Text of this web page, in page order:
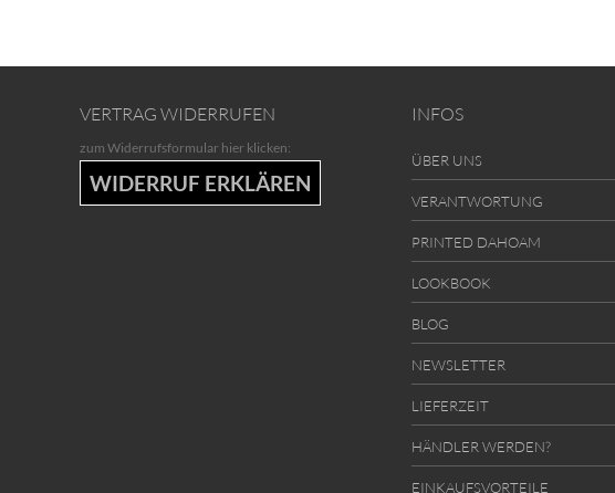
VERTRAG WIDERRUFEN
zum Widerrufsformular hier klicken:
WIDERRUF ERKLÄREN
INFOS
ÜBER UNS
VERANTWORTUNG
PRINTED DAHOAM
LOOKBOOK
BLOG
NEWSLETTER
LIEFERZEIT
HÄNDLER WERDEN?
EINKAUFSVORTEILE